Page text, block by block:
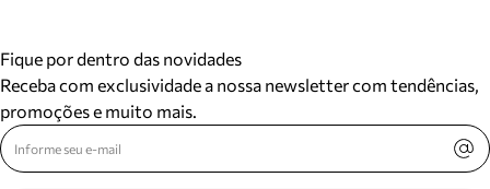
Fique por dentro das novidades
Receba com exclusividade a nossa newsletter com tendências,
promoções e muito mais.